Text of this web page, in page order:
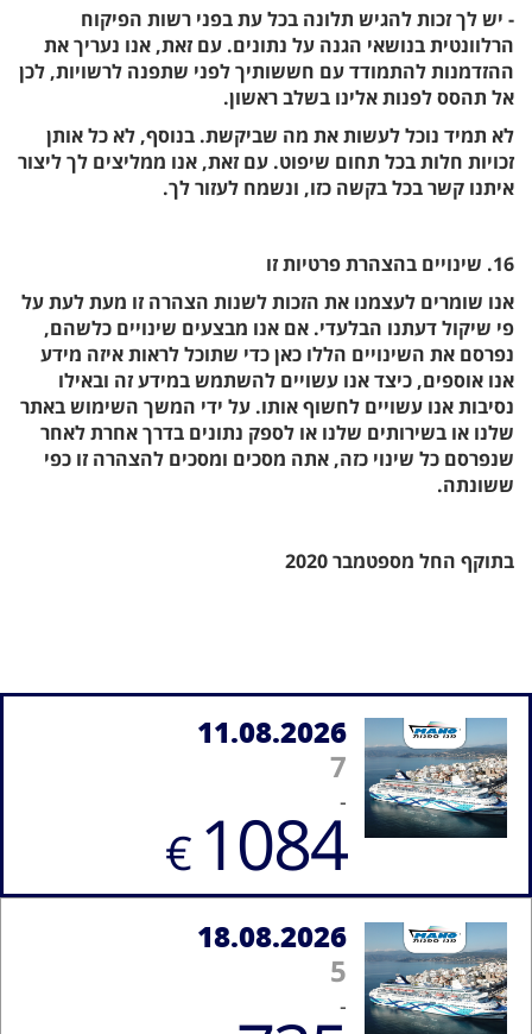
- יש לך זכות להגיש תלונה בכל עת בפני רשות הפיקוח
הרלוונטית בנושאי הגנה על נתונים. עם זאת, אנו נעריך את
ההזדמנות להתמודד עם חששותיך לפני שתפנה לרשויות, לכן
אל תהסס לפנות אלינו בשלב ראשון.
לא תמיד נוכל לעשות את מה שביקשת. בנוסף, לא כל אותן
זכויות חלות בכל תחום שיפוט. עם זאת, אנו ממליצים לך ליצור
איתנו קשר בכל בקשה כזו, ונשמח לעזור לך.
16. שינויים בהצהרת פרטיות זו
אנו שומרים לעצמנו את הזכות לשנות הצהרה זו מעת לעת על
פי שיקול דעתנו הבלעדי. אם אנו מבצעים שינויים כלשהם,
נפרסם את השינויים הללו כאן כדי שתוכל לראות איזה מידע
אנו אוספים, כיצד אנו עשויים להשתמש במידע זה ובאילו
נסיבות אנו עשויים לחשוף אותו. על ידי המשך השימוש באתר
שלנו או בשירותים שלנו או לספק נתונים בדרך אחרת לאחר
שנפרסם כל שינוי כזה, אתה מסכים ומסכים להצהרה זו כפי
ששונתה.
בתוקף החל מספטמבר 2020
11.08.2026
7
-
€ 1084
18.08.2026
5
-